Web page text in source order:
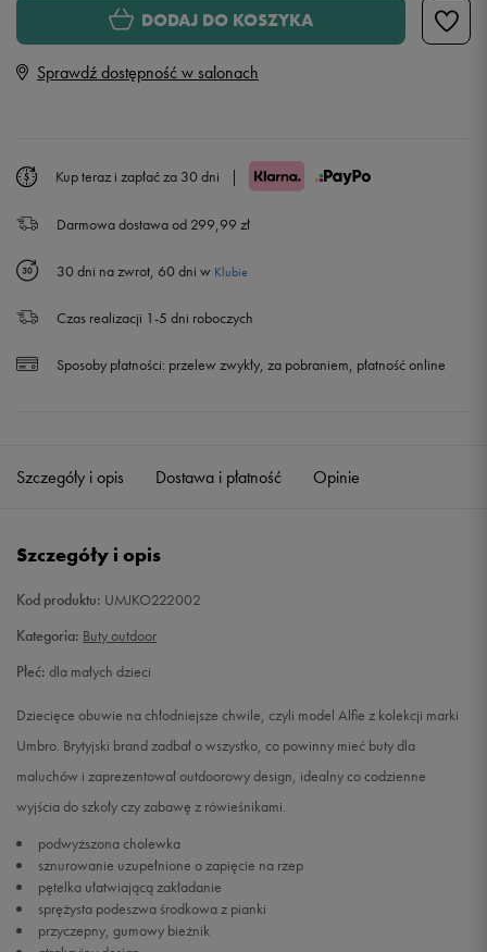
Rozmiary EU
17,3 cm
30 18,7 cm Powiadom o dostępności
31 19,3 cm
32 20 cm
DODAJ DO KOSZYKA
Sprawdź dostępność w salonach
Kup teraz i zapłać za 30 dni |
Darmowa dostawa od 299,99 zł
30 dni na zwrot, 60 dni w Klubie
Czas realizacji 1-5 dni roboczych
Sposoby płatności: przelew zwykły, za pobraniem, płatność online
Szczegóły i opis Dostawa i płatność Opinie
Szczegóły i opis
Kod produktu: UMJKO222002
Kategoria: Buty outdoor
Płeć: dla małych dzieci
Dziecięce obuwie na chłodniejsze chwile, czyli model Alfie z kolekcji marki
Umbro. Brytyjski brand zadbał o wszystko, co powinny mieć buty dla
maluchów i zaprezentował outdoorowy design, idealny co codzienne
wyjścia do szkoły czy zabawę z rówieśnikami.
podwyższona cholewka
sznurowanie uzupełnione o zapięcie na rzep
pętelka ułatwiającą zakładanie
sprężysta podeszwa środkowa z pianki
przyczepny, gumowy bieżnik